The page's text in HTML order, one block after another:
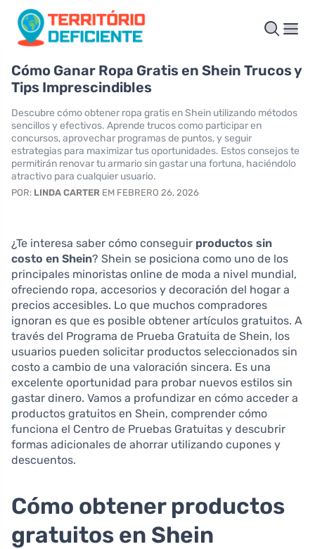
Cómo Ganar Ropa Gratis en Shein Trucos y
Tips Imprescindibles
Descubre cómo obtener ropa gratis en Shein utilizando métodos
sencillos y efectivos. Aprende trucos como participar en
concursos, aprovechar programas de puntos, y seguir
estrategias para maximizar tus oportunidades. Estos consejos te
permitirán renovar tu armario sin gastar una fortuna, haciéndolo
atractivo para cualquier usuario.
POR: LINDA CARTER EM FEBRERO 26, 2026
¿Te interesa saber cómo conseguir productos sin
costo en Shein? Shein se posiciona como uno de los
principales minoristas online de moda a nivel mundial,
ofreciendo ropa, accesorios y decoración del hogar a
precios accesibles. Lo que muchos compradores
ignoran es que es posible obtener artículos gratuitos. A
través del Programa de Prueba Gratuita de Shein, los
usuarios pueden solicitar productos seleccionados sin
costo a cambio de una valoración sincera. Es una
excelente oportunidad para probar nuevos estilos sin
gastar dinero. Vamos a profundizar en cómo acceder a
productos gratuitos en Shein, comprender cómo
funciona el Centro de Pruebas Gratuitas y descubrir
formas adicionales de ahorrar utilizando cupones y
descuentos.
Cómo obtener productos
gratuitos en Shein